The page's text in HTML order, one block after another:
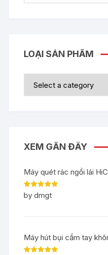
LOẠI SẢN PHẨM
XEM GẦN ĐÂY
Máy quét rác ngồi lái
Rated5out
of 5
by dmgt
Máy hút bụi cầm tay